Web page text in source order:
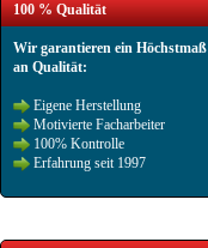
100 % Qualität
Wir garantieren ein Höchstmaß
an Qualität:
Eigene Herstellung
Motivierte Facharbeiter
100% Kontrolle
Erfahrung seit 1997